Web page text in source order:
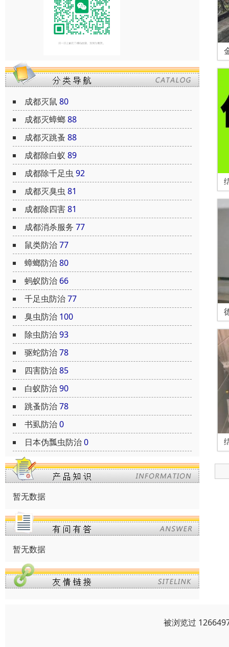
成都灭鼠 80
成都灭蟑螂88
成都灭跳蚤 88
成都除白蚁 89
成都除千足虫 92
成都灭臭虫 81
成都除四害81
成都消杀服务 77
鼠类防治77
蟑螂防治80
蚂蚁防治 66
千足虫防治77
臭虫防治 100
除虫防治93
驱蛇防治78
四害防治85
白蚁防治90
跳蚤防治78
书虱防治0
日本伪瓢虫防治0
暂无数据
暂无数据
被浏览过